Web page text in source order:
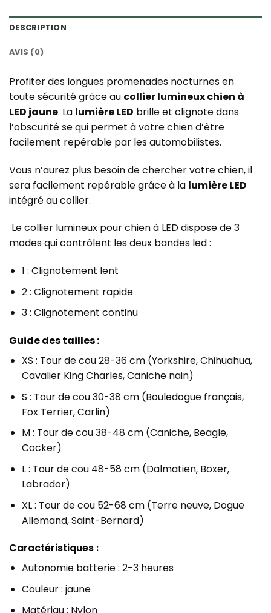
DESCRIPTION
AVIS (0)
Profiter des longues promenades nocturnes en
toute sécurité grâce au collier lumineux chien à
LED jaune. La lumière LED brille et clignote dans
l’obscurité se qui permet à votrechien d’être
facilement repérable par les automobilistes.
Vous n’aurez plus besoin de chercher votre chien, il
sera facilement repérable grâce à la lumière LED
intégré au collier.
Le collier lumineux pour chien à LED dispose de 3
modes qui contrôlent les deux bandes led :
1 : Clignotement lent
2 : Clignotement rapide
3 : Clignotement continu
Guide des tailles :
XS : Tour de cou 28-36 cm (Yorkshire, Chihuahua,
Cavalier King Charles, Caniche nain)
S : Tour de cou 30-38 cm (Bouledogue français,
Fox Terrier, Carlin)
M : Tour de cou 38-48 cm (Caniche, Beagle,
Cocker)
L : Tour de cou 48-58 cm (Dalmatien, Boxer,
Labrador)
XL : Tour de cou 52-68 cm (Terre neuve, Dogue
Allemand, Saint-Bernard)
Caractéristiques :
Autonomie batterie : 2-3 heures
Couleur : jaune
Matériau : Nylon